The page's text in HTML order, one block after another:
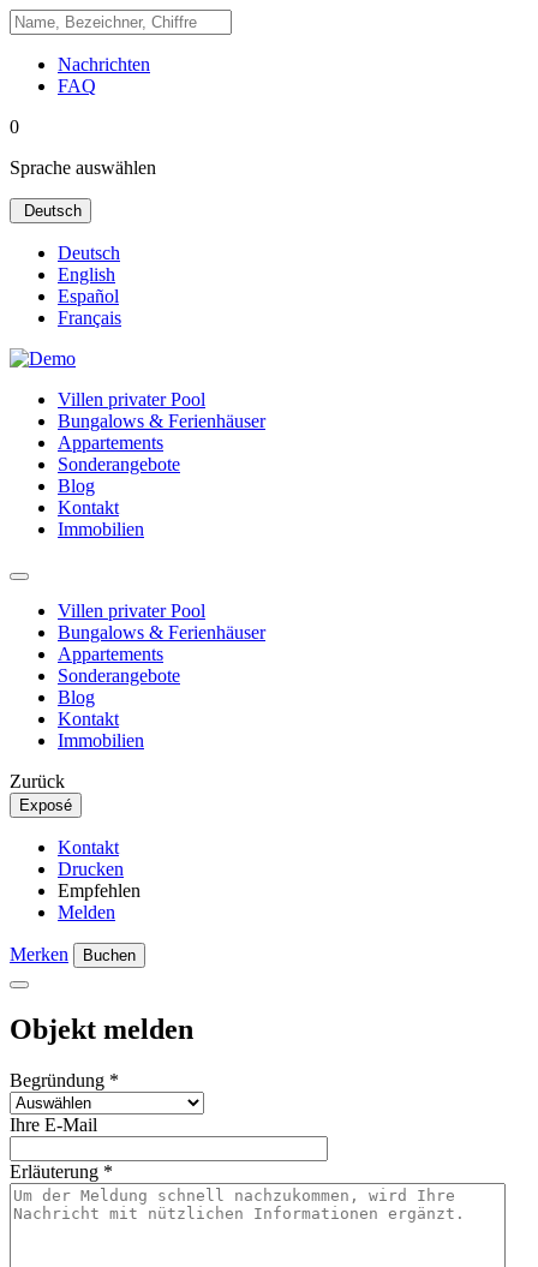
Nachrichten
FAQ
0
Sprache auswählen
Deutsch
Deutsch
English
Español
Français
Villen privater Pool
Bungalows & Ferienhäuser
Appartements
Sonderangebote
Blog
Kontakt
Immobilien
Villen privater Pool
Bungalows & Ferienhäuser
Appartements
Sonderangebote
Blog
Kontakt
Immobilien
Zurück
Exposé
Kontakt
Drucken
Empfehlen
Melden
Merken Buchen
Objekt melden
Begründung *
Ihre E-Mail
Erläuterung *